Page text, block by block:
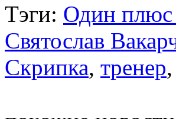
Тэги: Один плюс
Святослав
Скрипка, тренер,